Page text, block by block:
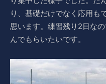
り、基礎だけでなく応用も
思います。練習残り2日な
んでもらいたいです。